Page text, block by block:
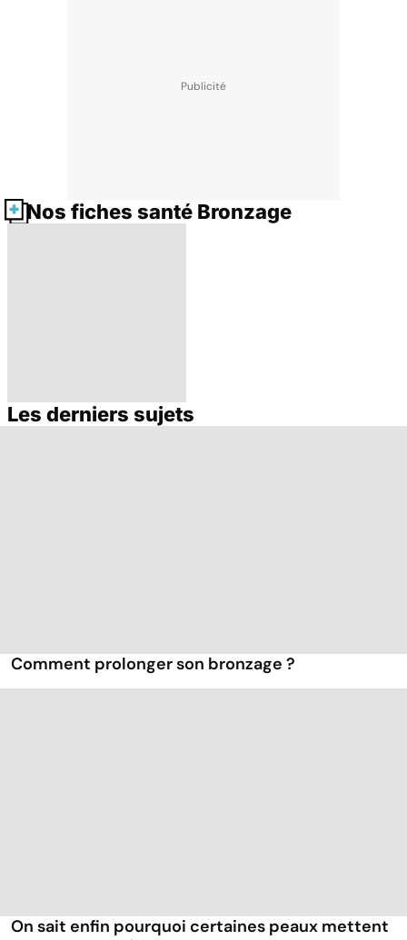
Nos fiches santé Bronzage
Mélanome : le
Les derniers sujets
Comment prolonger son bronzage ?
On sait enfin pourquoi certaines peaux mettent